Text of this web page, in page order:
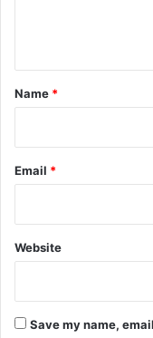
*
Name *
Email *
Website
Save my name,